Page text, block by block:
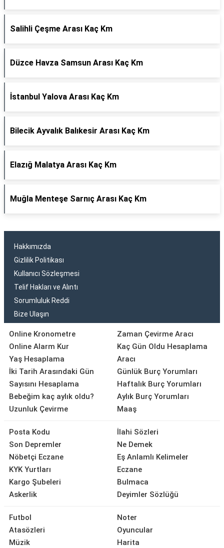
Salihli Çeşme Arası Kaç Km
Düzce Havza Samsun Arası Kaç Km
İstanbul Yalova Arası Kaç Km
Bilecik Ayvalık Balıkesir Arası Kaç Km
Elazığ Malatya Arası Kaç Km
Muğla Menteşe Sarnıç Arası Kaç Km
Hakkımızda
Gizlilik Politikası
Kullanıcı Sözleşmesi
Telif Hakları ve Alıntı
Sorumluluk Reddi
Bize Ulaşın
Online Kronometre
Online Alarm Kur
Yaş Hesaplama
İki Tarih Arasındaki Gün
Sayısını Hesaplama
Bebeğim kaç aylık oldu?
Uzunluk Çevirme
Zaman Çevirme Aracı
Kaç Gün Oldu Hesaplama
Aracı
Günlük Burç Yorumları
Haftalık Burç Yorumları
Aylık Burç Yorumları
Maaş
Posta Kodu
Son Depremler
Nöbetçi Eczane
KYK Yurtları
Kargo Şubeleri
Askerlik
İlahi Sözleri
Ne Demek
Eş Anlamlı Kelimeler
Eczane
Bulmaca
Deyimler Sözlüğü
Futbol
Atasözleri
Müzik
Noter
Oyuncular
Harita